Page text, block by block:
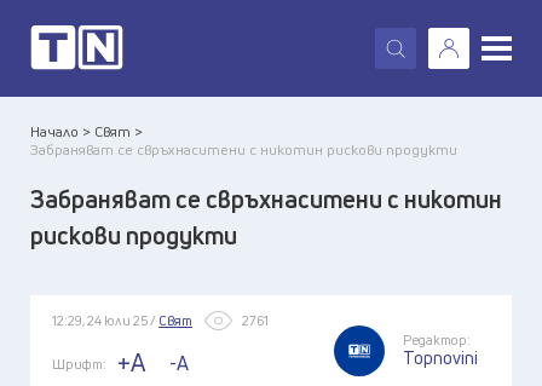
X
Начало > Свят >
Забраняват се свръхнаситени с никотин рискови продукти
Забраняват се свръхнаситени с никотин
рискови продукти
12:29, 24 юли 25 / Свят 2761
Шрифт: +A -A
Редактор:
Topnovini